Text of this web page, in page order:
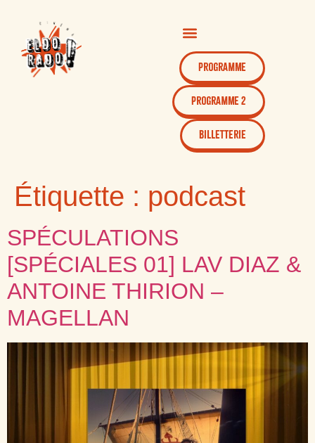
Programme
Programme 2
Billetterie
Étiquette : podcast
SPÉCULATIONS
[SPÉCIALES 01] LAV DIAZ &
ANTOINE THIRION –
MAGELLAN